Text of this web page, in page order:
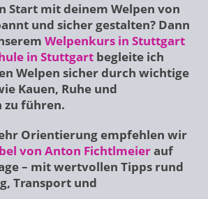
Start mit deinem Welpen von
und sicher gestalten? Dann
Welpenkurs in Stuttgart
in Stuttgart begleite ich
Welpen sicher durch wichtige
Kauen, Ruhe und
zu führen.
Orientierung empfehlen wir
von Anton Fichtlmeierauf
– mit wertvollen Tipps rund
Transport und